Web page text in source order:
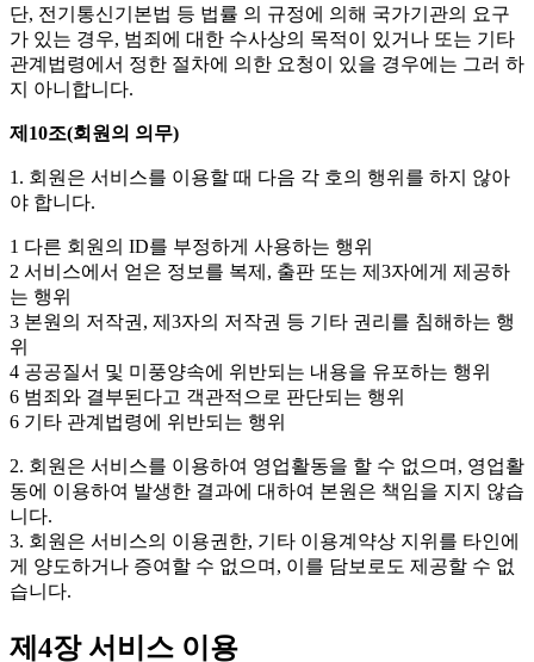
단, 전기통신기본법 등 법률 의 규정에 의해 국가기관의 요구
가 있는 경우, 범죄에 대한 수사상의 목적이 있거나 또는 기타
관계법령에서 정한 절차에 의한 요청이 있을 경우에는 그러 하
지 아니합니다.
제10조(회원의 의무)
1. 회원은 서비스를 이용할 때 다음 각 호의 행위를 하지 않아
야 합니다.
1 다른 회원의 ID를 부정하게 사용하는 행위
2 서비스에서 얻은 정보를 복제, 출판 또는 제3자에게 제공하
는 행위
3 본원의 저작권, 제3자의 저작권 등 기타 권리를 침해하는 행
위
4 공공질서 및 미풍양속에 위반되는 내용을 유포하는 행위
6 범죄와 결부된다고 객관적으로 판단되는 행위
6 기타 관계법령에 위반되는 행위
2. 회원은 서비스를 이용하여 영업활동을 할 수 없으며, 영업활
동에 이용하여 발생한 결과에 대하여 본원은 책임을 지지 않습
니다.
3. 회원은 서비스의 이용권한, 기타 이용계약상 지위를 타인에
게 양도하거나 증여할 수 없으며, 이를 담보로도 제공할 수 없
습니다.
제4장 서비스 이용